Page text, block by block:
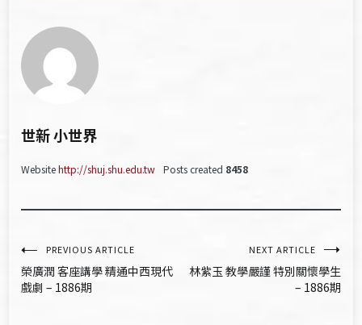
世新 小世界
Websitehttp://shuj.shu.edu.tw Posts created 8458
文
章
PREVIOUS ARTICLE
榮廣潤 客座講學 精通中西現代
戲劇 – 1886期
NEXT ARTICLE
林紫玉 教學嚴謹 特別關懷學生
– 1886期